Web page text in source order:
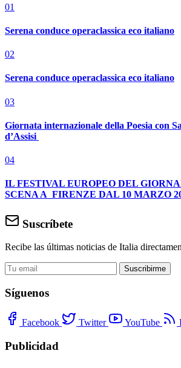
01
Serena conduce operaclassica eco italiano
02
Serena conduce operaclassica eco italiano
03
Giornata internazionale della Poesia con
d’Assisi
04
IL FESTIVAL EUROPEO DEL
SCENA A FIRENZE DAL 10 MARZO
Suscríbete
Recibe las últimas noticias de Italia
Suscribirme
Síguenos
Facebook Twitter YouTube
Publicidad